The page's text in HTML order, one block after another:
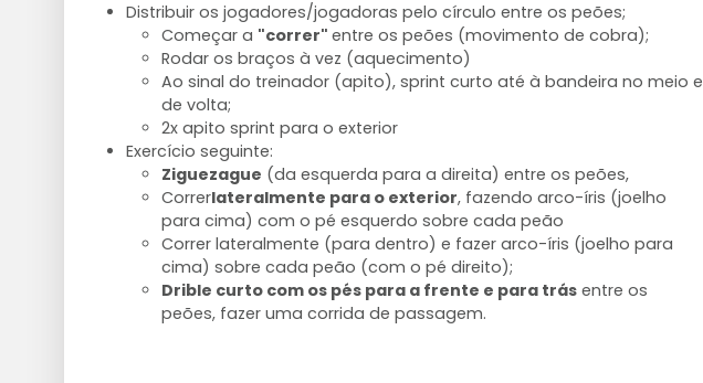
Distribuir os jogadores/jogadoras pelo círculo entre os peões;
Começar a "correr" entre os peões (movimento de cobra);
Rodar os braços à vez (aquecimento)
Ao sinal do treinador (apito), sprint curto até à bandeira no meio e
de volta;
2x apito sprint para o exterior
Exercício seguinte:
Ziguezague (da esquerda para a direita) entre os peões,
Correrlateralmente para o exterior, fazendo arco-íris (joelho
para cima) com o pé esquerdo sobre cada peão
Correr lateralmente (para dentro) e fazer arco-íris (joelho para
cima) sobre cada peão (com o pé direito);
Drible curto com os pés para a frente e para trásentre os
peões, fazer uma corrida de passagem.